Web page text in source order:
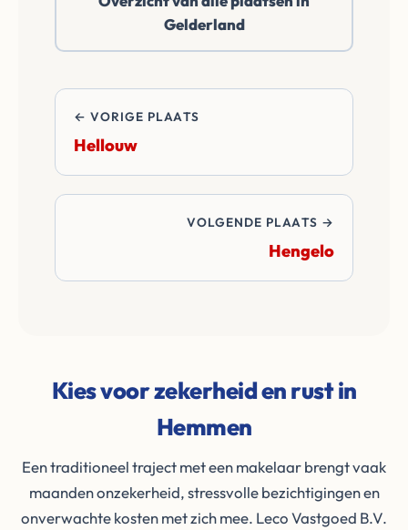
betalen alle
overdrachtskosten
en notariskosten van
Gelderland
← VORIGE PLAATS
Hellouw
VOLGENDE PLAATS →
Hengelo
Kies voor zekerheid en rust in
Hemmen
Een traditioneel traject met een makelaar brengt vaak
maanden onzekerheid, stressvolle bezichtigingen en
onverwachte kosten met zich mee. Leco Vastgoed B.V.